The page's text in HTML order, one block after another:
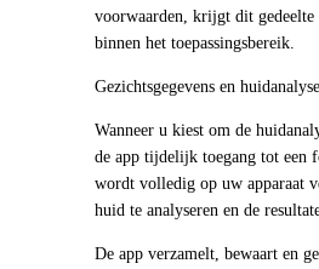
voorwaarden, krijgt dit
binnen het toepassingsbereik.
Gezichtsgegevens en huidanalyse
Wanneer u kiest om de
de app tijdelijk toegang tot een
wordt volledig op uw apparaat
huid te analyseren en de
De app verzamelt, bewaart en